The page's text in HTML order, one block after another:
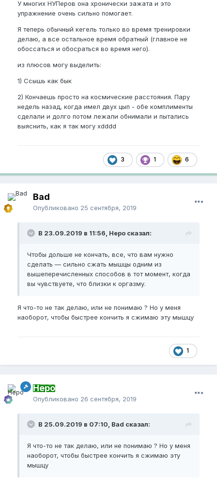
У многих НУПеров она хронически зажата и это
упражнение очень сильно помогает.
Я теперь обычный кегель только во время тренировки
делаю, а все остальное время обратный (главное не
обоссаться и обосраться во время него).
из плюсов могу выделить:
1) Ссышь как бык
2) Кончаешь просто на космические расстояния. Пару
недель назад, когда имел двух цып - обе комплименты
сделали и долго потом лежали обнимали и пытались
выяснить, как я так могу xdddd
3 1 6
Bad
Опубликовано 25 сентября, 2019
В 23.09.2019 в 11:56, Неро сказал:
Чтобы дольше не кончать, все, что вам нужно
сделать — сильно сжать мышцы одним из
вышеперечисленных способов в тот момент, когда
вы чувствуете, что близки к оргазму.
Я что-то не так делаю, или не понимаю ? Но у меня
наоборот, чтобы быстрее кончить я сжимаю эту мышцу
1
Неро
Опубликовано 26 сентября, 2019
В 25.09.2019 в 07:10, Bad сказал:
Я что-то не так делаю, или не понимаю ? Но у меня
наоборот, чтобы быстрее кончить я сжимаю эту
мышцу